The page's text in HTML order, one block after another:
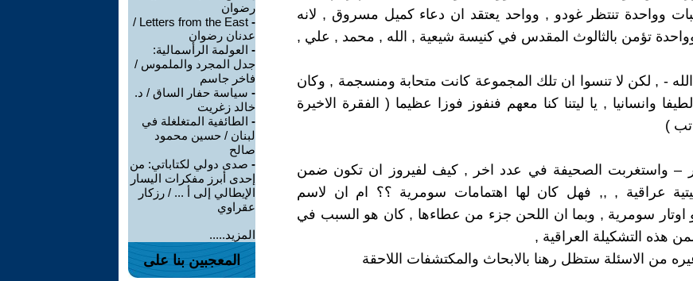
وواحدة تنتظر غودو , وواحد يعتقد ان دعاء كميل مسروق , لانه
تؤمن بالثالوث المقدس في كنيسة شيعية , الله , محمد , علي ,
- , لكن لا تنسوا ان تلك المجموعة كانت متحابة ومنسجمة , وكان
لطيفا وانسانيا , يا ليتنا كنا معهم فنفوز فوزا عظيما ( الفقرة الاخيرة
)
– واستغربت الصحيفة في عدد اخر , كيف لفيروز ان تكون ضمن
عراقية , ,, فهل كان لها اهتمامات سومرية ؟؟ ام ان لاسم
اوتار سومرية , وبما ان اللحن جزء من عطاءها , كان هو السبب في
هذه التشكيلة العراقية ,
من الاسئلة ستظل رهنا بالابحاث والمكتشفات اللاحقة
رضوان
-
Letters from the East /
عدنان رضوان
- العولمة الرأسمالية:
جدل المجرد والملموس /
فاخر جاسم
- سياسة حفار الساق / د.
خالد زغريت
- الطائفية المتغلغلة في
لبنان / حسين محمود
صالح
- صدى دولي لكتاباتي: من
إحدى أبرز مفكرات اليسار
الإيطالي إلى أ ... / رزكار
عقراوي
المزيد.....
المعجبين بنا على